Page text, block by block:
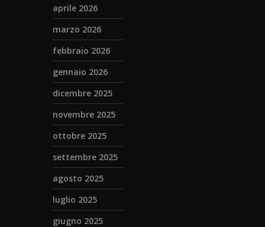
aprile 2026
marzo 2026
febbraio 2026
gennaio 2026
dicembre 2025
novembre 2025
ottobre 2025
settembre 2025
agosto 2025
luglio 2025
giugno 2025